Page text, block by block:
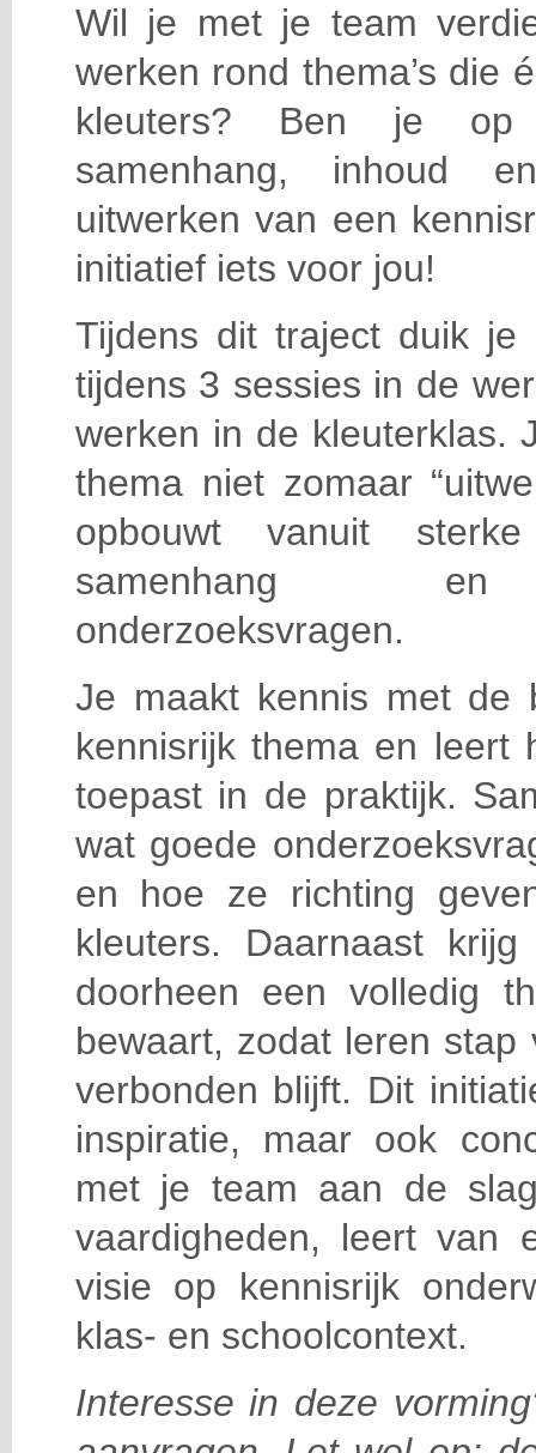
Wil je met je team
werken rond thema’s die
kleuters? Ben je
samenhang, inhoud
uitwerken van een
initiatief iets voor jou!
Tijdens dit traject duik je
tijdens 3 sessies in de
werken in de kleuterklas.
thema niet zomaar
opbouwt vanuit
samenhang en
onderzoeksvragen.
Je maakt kennis met de
kennisrijk thema en leert
toepast in de praktijk.
wat goede
en hoe ze richting
kleuters. Daarnaast
doorheen een volledig
bewaart, zodat leren
verbonden blijft. Dit
inspiratie, maar ook
met je team aan de
vaardigheden, leert van
visie op kennisrijk
klas- en schoolcontext.
Interesse in deze